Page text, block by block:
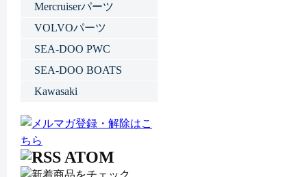
Mercruiserパーツ
VOLVOパーツ
SEA-DOO PWC
SEA-DOO BOATS
Kawasaki